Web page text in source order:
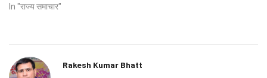
In "राज्य समाचार"
Rakesh Kumar Bhatt